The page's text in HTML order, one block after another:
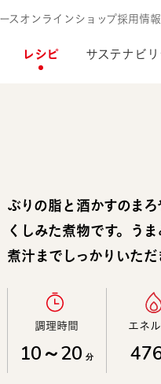
レシピ サステナビリ
スオンラインショップ採用情報
ぶりの脂と酒かすのま
くしみた煮物です。う
煮汁までしっかりいただ
調理時間​
10～20 分
エネ